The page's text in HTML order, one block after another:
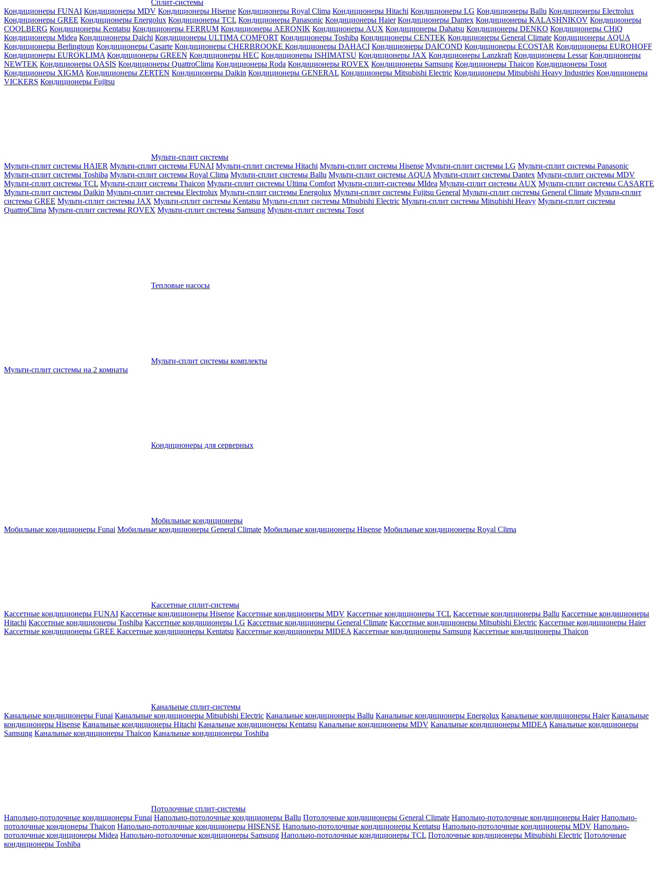
Сплит-системы
Кондиционеры FUNAI Кондиционеры MDV Кондиционеры Hisense Кондиционеры Royal Clima Кондиционеры Hitachi Кондиционеры LG Кондиционеры Ballu Кондиционеры Electrolux
Кондиционеры GREE Кондиционеры Energolux Кондиционеры TCL Кондиционеры Panasonic Кондиционеры Haier Кондиционеры Dantex Кондиционеры KALASHNIKOV Кондиционеры
СOOLBERG Кондиционеры Kentatsu Кондиционеры FERRUM Кондиционеры AERONIK Кондиционеры AUX Кондиционеры Dahatsu Кондиционеры DENKO Кондиционеры CHiQ
Кондиционеры Midea Кондиционеры Daichi Кондиционеры ULTIMA COMFORT Кондиционеры Toshiba Кондиционеры CENTEK Кондиционеры General Climate Кондиционеры AQUA
Кондиционеры Berlingtoun Кондиционеры Casarte Кондиционеры CHERBROOKE Кондиционеры DAHACI Кондиционеры DAICOND Кондиционеры ECOSTAR Кондиционеры EUROHOFF
Кондиционеры EUROKLIMA Кондиционеры GREEN Кондиционеры HEC Кондиционеры ISHIMATSU Кондиционеры JAX Кондиционеры Lanzkraft Кондиционеры Lessar Кондиционеры
NEWTEK Кондиционеры OASIS Кондиционеры QuattroClima Кондиционеры Roda Кондиционеры ROVEX Кондиционеры Samsung Кондиционеры Thaicon Кондиционеры Tosot
Кондиционеры XIGMA Кондиционеры ZERTEN Кондиционеры Daikin Кондиционеры GENERAL Кондиционеры Mitsubishi Electric Кондиционеры Mitsubishi Heavy Industries Кондиционеры
VICKERS Кондиционеры Fujitsu
Мульти-сплит системы
Мульти-сплит системы HAIER Мульти-сплит системы FUNAI Мульти-сплит системы Hitachi Мульти-сплит системы Hisense Мульти-сплит системы LG Мульти-сплит системы Panasonic
Мульти-сплит системы Toshiba Мульти-сплит системы Royal Clima Мульти-сплит системы Ballu Мульти-сплит системы AQUA Мульти-сплит системы Dantex Мульти-сплит системы MDV
Мульти-сплит системы TCL Мульти-сплит системы Thaicon Мульти-сплит системы Ultima Comfort Мульти-сплит-системы MIdea Мульти-сплит системы AUX Мульти-сплит системы CASARTE
Мульти-сплит системы Daikin Мульти-сплит системы Electrolux Мульти-сплит системы Energolux Мульти-сплит системы Fujitsu General Мульти-сплит системы General Climate Мульти-сплит
системы GREE Мульти-сплит системы JAX Мульти-сплит системы Kentatsu Мульти-сплит системы Mitsubishi Electric Мульти-сплит системы Mitsubishi Heavy Мульти-сплит системы
QuattroClima Мульти-сплит системы ROVEX Мульти-сплит системы Samsung Мульти-сплит системы Tosot
Тепловые насосы
Мульти-сплит системы комплекты
Мульти-сплит системы на 2 комнаты
Кондиционеры для серверных
Мобильные кондиционеры
Мобильные кондиционеры Funai Мобильные кондиционеры General Climate Мобильные кондиционеры Hisense Мобильные кондиционеры Royal Clima
Кассетные сплит-системы
Кассетные кондиционеры FUNAI Кассетные кондиционеры Hisense Кассетные кондиционеры MDV Кассетные кондиционеры TCL Кассетные кондиционеры Ballu Кассетные кондиционеры
Hitachi Кассетные кондиционеры Toshiba Кассетные кондиционеры LG Кассетные кондиционеры General Climate Кассетные кондиционеры Mitsubishi Electric Кассетные кондиционеры Haier
Кассетные кондиционеры GREE Кассетные кондиционеры Kentatsu Кассетные кондиционеры MIDEA Кассетные кондиционеры Samsung Кассетные кондиционеры Thaicon
Канальные сплит-системы
Канальные кондиционеры Funai Канальные кондиционеры Mitsubishi Electric Канальные кондиционеры Ballu Канальные кондиционеры Energolux Канальные кондиционеры Haier Канальные
кондиционеры Hisense Канальные кондиционеры Hitachi Канальные кондиционеры Kentatsu Канальные кондиционеры MDV Канальные кондиционеры MIDEA Канальные кондиционеры
Samsung Канальные кондиционеры Thaicon Канальные кондиционеры Toshiba
Потолочные сплит-системы
Напольно-потолочные кондиционеры Funai Напольно-потолочные кондиционеры Ballu Потолочные кондиционеры General Climate Напольно-потолочные кондиционеры Haier Напольно-
потолочные кондионеры Thaicon Напольно-потолочные кондиционеры HISENSE Напольно-потолочные кондиционеры Kentatsu Напольно-потолочные кондиционеры MDV Напольно-
потолочные кондиционеры Midea Напольно-потолочные кондиционеры Samsung Напольно-потолочные кондиционеры TCL Потолочные кондиционеры Mitsubishi Electric Потолочные
кондиционеры Toshiba